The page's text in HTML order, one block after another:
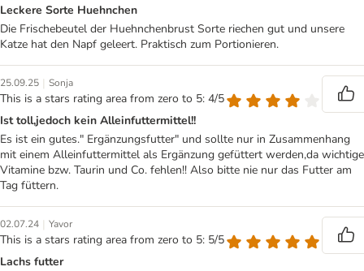
Leckere Sorte Huehnchen
Die Frischebeutel der Huehnchenbrust Sorte riechen gut und unsere
Katze hat den Napf geleert. Praktisch zum Portionieren.
25.09.25 | Sonja
This is a stars rating area from zero to 5: 4/5
Ist toll,jedoch kein Alleinfuttermittel!!
Es ist ein gutes." Ergänzungsfutter" und sollte nur in Zusammenhang
mit einem Alleinfuttermittel als Ergänzung gefüttert werden,da wichtige
Vitamine bzw. Taurin und Co. fehlen!! Also bitte nie nur das Futter am
Tag füttern.
02.07.24 | Yavor
This is a stars rating area from zero to 5: 5/5
Lachs futter